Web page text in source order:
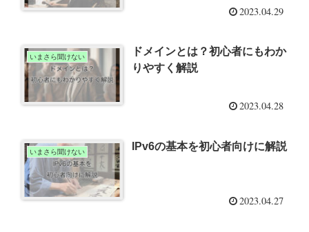
2023.04.29
いまさら聞けない
ドメインとは？初心者にもわか
りやすく解説
2023.04.28
いまさら聞けない IPv6の基本を初心者向けに解説
2023.04.27